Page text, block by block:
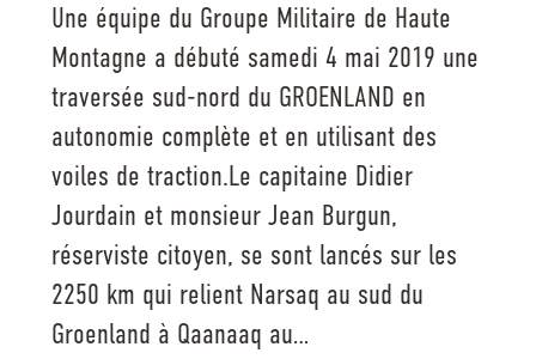
Une équipe du Groupe Militaire de Haute
Montagne a débuté samedi 4 mai 2019 une
traversée sud-nord du GROENLAND en
autonomie complète et en utilisant des
voiles de traction.Le capitaine Didier
Jourdain et monsieur Jean Burgun,
réserviste citoyen, se sont lancés sur les
2250 km qui relient Narsaq au sud du
Groenland à Qaanaaq au…